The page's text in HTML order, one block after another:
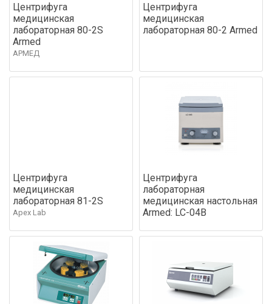
Центрифуга
медицинская
лабораторная 80-2S
Armed
АРМЕД
Центрифуга
медицинская
лабораторная 80-2 Аrmed
Центрифуга
медицинская
лабораторная 81-2S
Apex Lab
Центрифуга
лабораторная
медицинская настольная
Armed: LC-04В